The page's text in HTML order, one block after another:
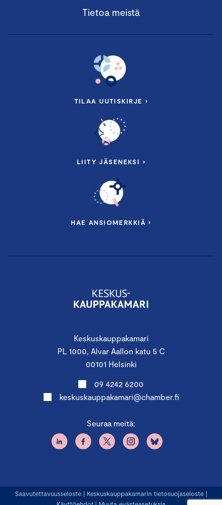
Keskuskauppakamari
PL 1000, Alvar Aallon katu 5 C
00101 Helsinki
09 4242 6200
keskuskauppakamari@chamber.fi
Seuraa meitä:
Tietoa meistä
TILAA UUTISKIRJE ›
LIITY JÄSENEKSI ›
HAE ANSIOMERKKIÄ ›
Saavutettavuusseloste | Keskuskauppakamarin tietosuojaseloste |